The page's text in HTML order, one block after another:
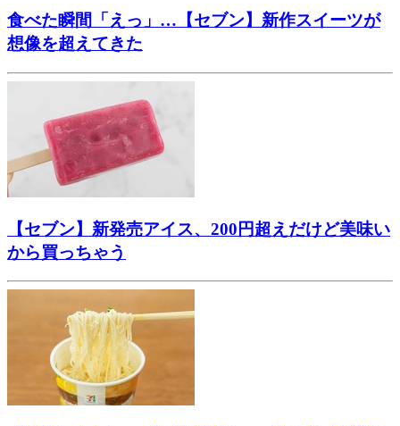
食べた瞬間「えっ」…【セブン】新作スイーツが
想像を超えてきた
【セブン】新発売アイス、200円超えだけど美味い
から買っちゃう